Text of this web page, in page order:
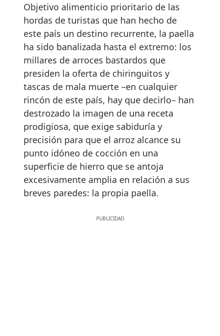
Objetivo alimenticio prioritario de las
hordas de turistas que han hecho de
este país un destino recurrente, la paella
ha sido banalizada hasta el extremo: los
millares de arroces bastardos que
presiden la oferta de chiringuitos y
tascas de mala muerte –en cualquier
rincón de este país, hay que decirlo– han
destrozado la imagen de una receta
prodigiosa, que exige sabiduría y
precisión para que el arroz alcance su
punto idóneo de cocción en una
superficie de hierro que se antoja
excesivamente amplia en relación a sus
breves paredes: la propia paella.